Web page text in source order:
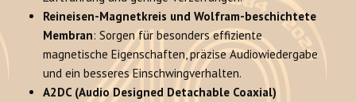
Reineisen-Magnetkreis und Wolfram-beschichtete
Membran: Sorgen für besonders effiziente
magnetische Eigenschaften, präzise Audiowiedergabe
und ein besseres Einschwingverhalten.
A2DC (Audio Designed Detachable Coaxial)